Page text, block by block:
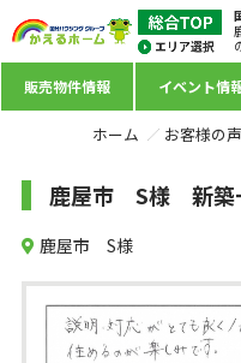
販売物件情報 イベント情
ホーム お客様の声
鹿屋市 S様 新築
鹿屋市 S様